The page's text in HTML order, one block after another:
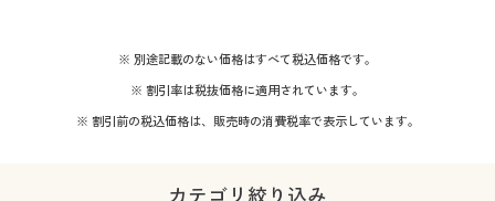
※ 別途記載のない価格はすべて税込価格です。
※ 割引率は税抜価格に適用されています。
※ 割引前の税込価格は、販売時の消費税率で表示しています。